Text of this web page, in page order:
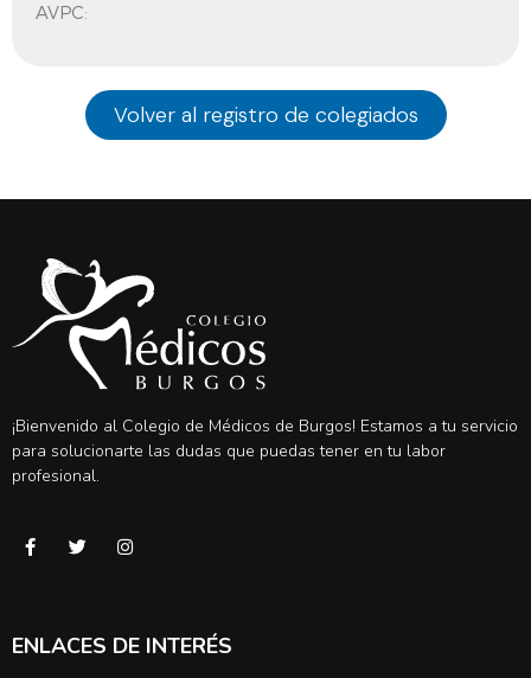
AVPC:
Volver al registro de colegiados
¡Bienvenido al Colegio de Médicos de Burgos! Estamos a tu servicio
para solucionarte las dudas que puedas tener en tu labor
profesional.
ENLACES DE INTERÉS